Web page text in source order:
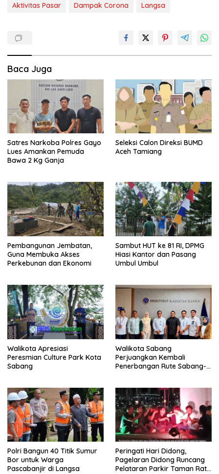
Aktivitas Pasar Dampak Corona Langsa
Baca Juga
Satres Narkoba Polres Gayo
Lues Amankan Pemuda
Bawa 2 Kg Ganja
Seleksi Calon Direksi BUMD
Aceh Tamiang
Pembangunan Jembatan,
Guna Membuka Akses
Perkebunan dan Ekonomi
Sambut HUT ke 81 RI, DPMG
Hiasi Kantor dan Pasang
Umbul Umbul
Walikota Apresiasi
Peresmian Culture Park Kota
Sabang
Walikota Sabang
Perjuangkan Kembali
Penerbangan Rute Sabang-
Polri Bangun 40 Titik Sumur
Bor untuk Warga
Pascabanjir di Langsa
Peringati Hari Didong,
Pagelaran Didong Runcang
Pelataran Parkir Taman Ratu